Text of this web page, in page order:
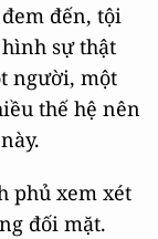
đến, tội
sự thật
người, một
thế hệ nên
phủ xem xét
đối mặt.